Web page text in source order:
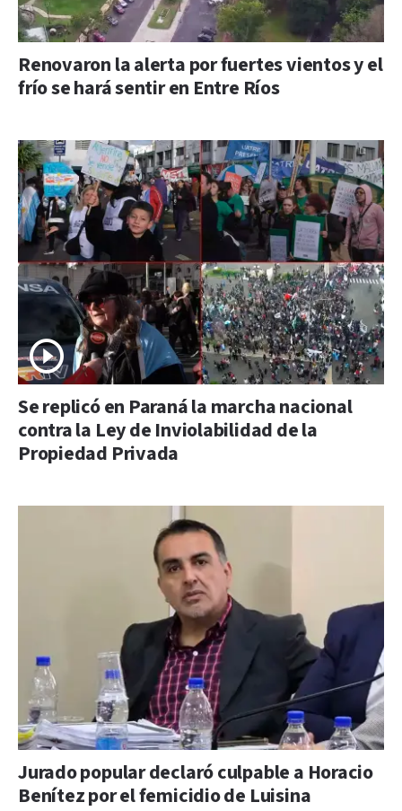
Renovaron la alerta por fuertes vientos y el
frío se hará sentir en Entre Ríos
Se replicó en Paraná la marcha nacional
contra la Ley de Inviolabilidad de la
Propiedad Privada
Jurado popular declaró culpable a Horacio
Benítez por el femicidio de Luisina